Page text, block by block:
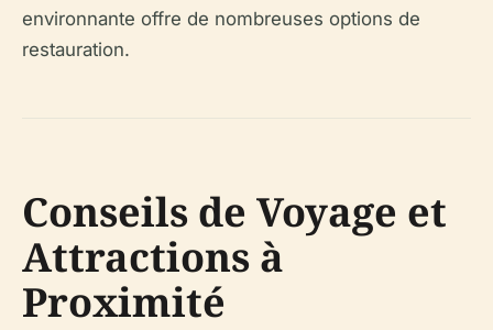
environnante offre de nombreuses options de
restauration.
Conseils de Voyage et
Attractions à
Proximité